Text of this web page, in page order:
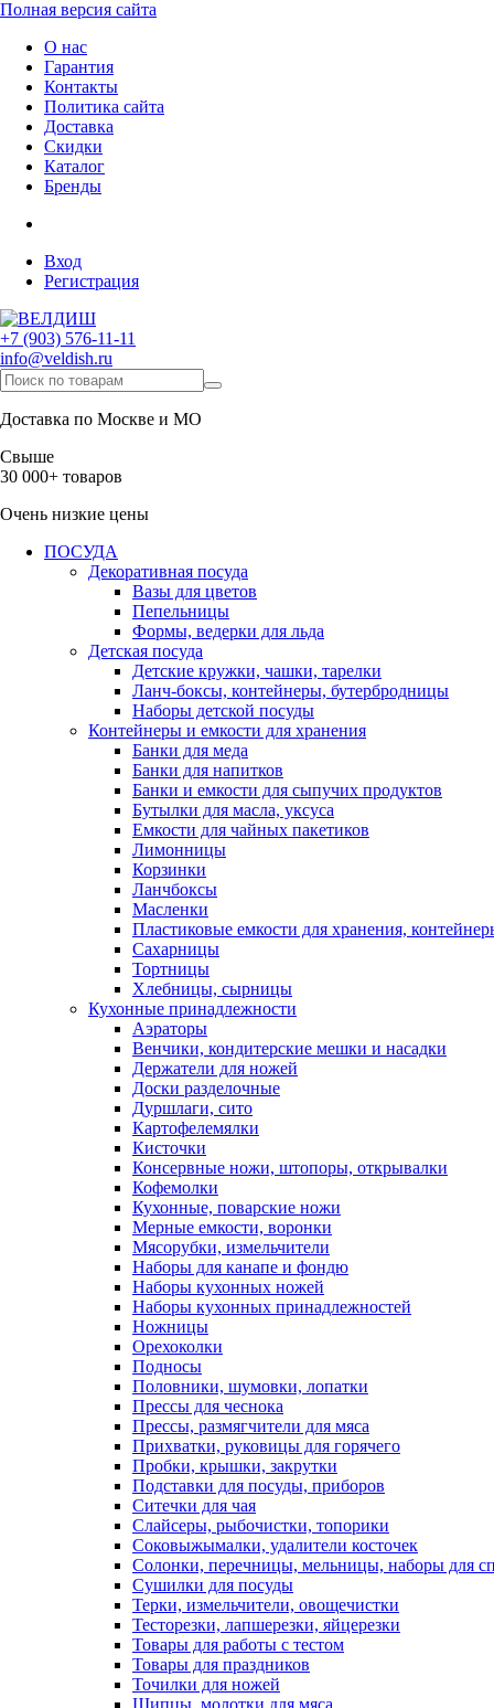
Полная версия сайта
О нас
Гарантия
Контакты
Политика сайта
Доставка
Скидки
Каталог
Бренды
Вход
Регистрация
+7 (903) 576-11-11
info@veldish.ru
Доставка по Москве и МО
Свыше
30 000+ товаров
Очень низкие цены
ПОСУДА
Декоративная посуда
Вазы для цветов
Пепельницы
Формы, ведерки для льда
Детская посуда
Детские кружки, чашки, тарелки
Ланч-боксы, контейнеры, бутербродницы
Наборы детской посуды
Контейнеры и емкости для хранения
Банки для меда
Банки для напитков
Банки и емкости для сыпучих продуктов
Бутылки для масла, уксуса
Емкости для чайных пакетиков
Лимонницы
Корзинки
Ланчбоксы
Масленки
Пластиковые емкости для хранения,
Сахарницы
Тортницы
Хлебницы, сырницы
Кухонные принадлежности
Аэраторы
Венчики, кондитерские мешки и насадки
Держатели для ножей
Доски разделочные
Дуршлаги, сито
Картофелемялки
Кисточки
Консервные ножи, штопоры, открывалки
Кофемолки
Кухонные, поварские ножи
Мерные емкости, воронки
Мясорубки, измельчители
Наборы для канапе и фондю
Наборы кухонных ножей
Наборы кухонных принадлежностей
Ножницы
Орехоколки
Подносы
Половники, шумовки, лопатки
Прессы для чеснока
Прессы, размягчители для мяса
Прихватки, руковицы для горячего
Пробки, крышки, закрутки
Подставки для посуды, приборов
Ситечки для чая
Слайсеры, рыбочистки, топорики
Соковыжымалки, удалители косточек
Солонки, перечницы, мельницы, наборы для
Сушилки для посуды
Терки, измельчители, овощечистки
Тесторезки, лапшерезки, яйцерезки
Товары для работы с тестом
Товары для праздников
Точилки для ножей
Щипцы, молотки для мяса